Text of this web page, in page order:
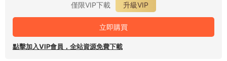
僅限VIP下載
升級VIP
立即購買
點擊加入VIP會員，全站資源免費下載